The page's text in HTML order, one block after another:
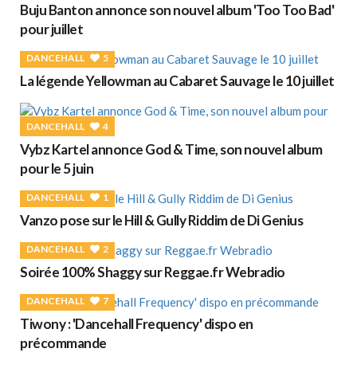
Buju Banton annonce son nouvel album 'Too Too Bad'
pour juillet
DANCEHALL 5
La légende Yellowman au Cabaret Sauvage le 10 juillet
DANCEHALL 4
Vybz Kartel annonce God & Time, son nouvel album
pour le 5 juin
DANCEHALL 1
Vanzo pose sur le Hill & Gully Riddim de Di Genius
DANCEHALL 2
Soirée 100% Shaggy sur Reggae.fr Webradio
DANCEHALL 7
Tiwony : 'Dancehall Frequency' dispo en
précommande